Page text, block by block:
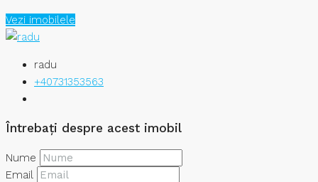
Vezi imobilele
radu
+40731353563
Întrebați despre acest imobil
Nume
Email